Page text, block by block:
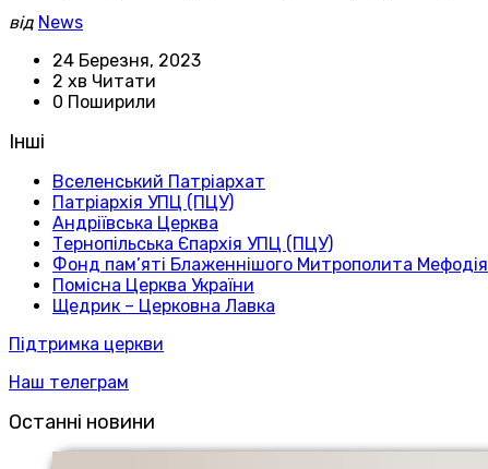
від News
24 Березня, 2023
2 хв Читати
0 Поширили
Інші
Вселенський Патріархат
Патріархія УПЦ (ПЦУ)
Андріївська Церква
Тернопільська Єпархія УПЦ (ПЦУ)
Фонд пам’яті Блаженнішого Митрополита Мефодія
Помісна Церква України
Щедрик – Церковна Лавка
Підтримка церкви
Наш телеграм
Останні новини